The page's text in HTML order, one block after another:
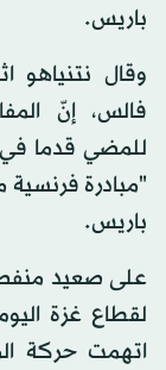
باريس.
وقال نتنياهو
فالس، إنّ
للمضي قدما
"مبادرة
باريس.
على صعيد
اتهمت حركة